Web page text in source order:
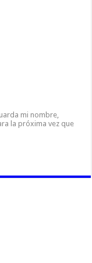
mi nombre,
la próxima vez que